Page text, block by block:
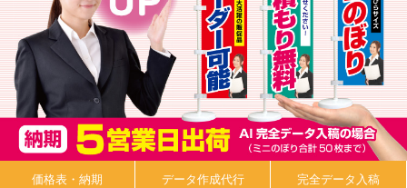
価格表・納期 データ作成代行 完全データ入稿